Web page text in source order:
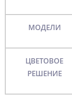
МОДЕЛИ
ЦВЕТОВОЕ
РЕШЕНИЕ